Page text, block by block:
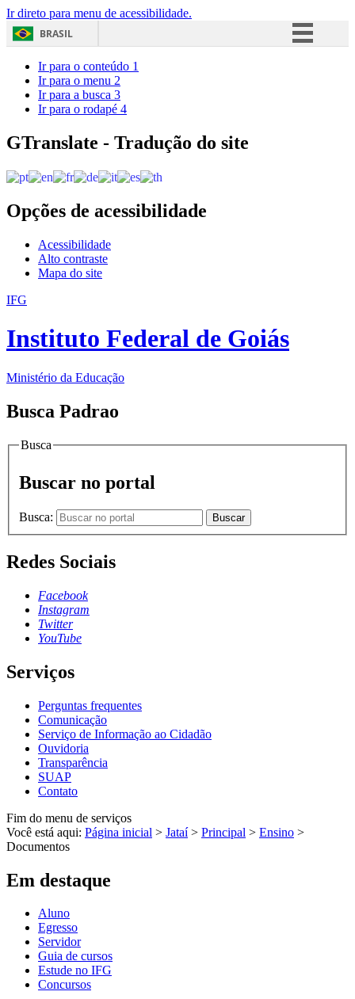
Ir direto para menu de acessibilidade.
BRASIL
Acesso à informação
Ir para o conteúdo 1
Ir para o menu 2
Ir para a busca 3
Ir para o rodapé 4
GTranslate - Tradução do site
Opções de acessibilidade
Acessibilidade
Alto contraste
Mapa do site
IFG
Instituto Federal de Goiás
Ministério da Educação
Busca Padrao
Busca
Buscar no portal
Busca: Buscar
Redes Sociais
Facebook
Instagram
Twitter
YouTube
Serviços
Perguntas frequentes
Comunicação
Serviço de Informação ao Cidadão
Ouvidoria
Transparência
SUAP
Contato
Fim do menu de serviços
Você está aqui: Página inicial > Jataí > Principal > Ensino >
Documentos
Em destaque
Aluno
Egresso
Servidor
Guia de cursos
Estude no IFG
Concursos